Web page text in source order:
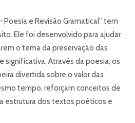
Poesia e Revisão Gramatical” tem
Ele foi desenvolvido para ajudar
o tema da preservação das
significativa. Através da poesia, os
divertida sobre o valor das
tempo, reforçam conceitos de
estrutura dos textos poéticos e